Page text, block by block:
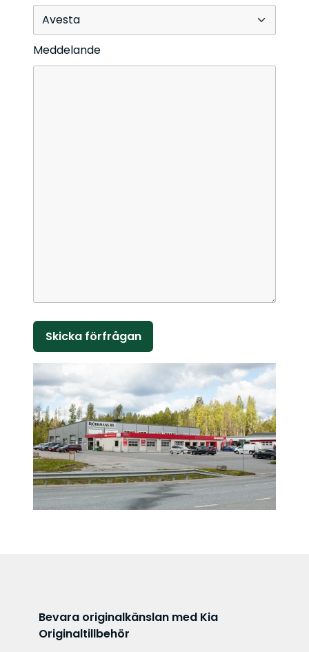
Meddelande
Lämna detta fält tomt.
Bevara originalkänslan med Kia
Originaltillbehör